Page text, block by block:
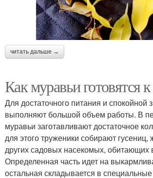
читать дальше →
Как муравьи готовятся
Для достаточного питания и спокойной
выполняют большой объем работы. В
муравьи заготавливают достаточное
для этого труженики собирают гусениц,
других садовых насекомых, обитающих
Определенная часть идет на
остальная складывается в